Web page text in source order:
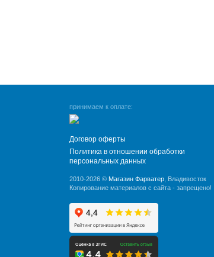
принимаем к оплате:
Договор оферты
Политика в отношении обработки
персональных данных
2010-2026 © Магазин Фарватер , Владивосток
Копирование материалов с сайта - запрещено!